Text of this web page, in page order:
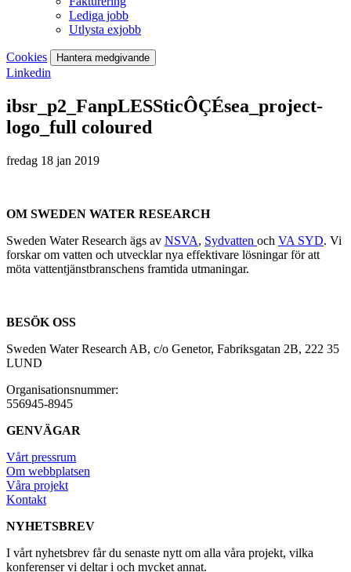
Lediga jobb
Utlysta exjobb
Cookies Hantera medgivande
Linkedin
ibsr_p2_FanpLESSticÔÇÉsea_project-
logo_full coloured
fredag 18 jan 2019
OM SWEDEN WATER RESEARCH
Sweden Water Research ägs av NSVA, Sydvatten och VA SYD. Vi
forskar om vatten och utvecklar nya effektivare lösningar för att
möta vattentjänstbranschens framtida utmaningar.
BESÖK OSS
Sweden Water Research AB, c/o Genetor, Fabriksgatan 2B, 222 35
LUND
Organisationsnummer:
556945-8945
GENVÄGAR
Vårt pressrum
Om webbplatsen
Våra projekt
Kontakt
NYHETSBREV
I vårt nyhetsbrev får du senaste nytt om alla våra projekt, vilka
konferenser vi deltar i och mycket annat.